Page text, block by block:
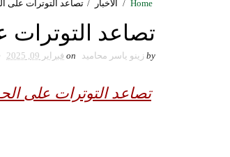
Home
/ الأخبار / تصاعد التوترات على
تصاعد التوترات
by زينو ياسر محاميد on فبراير 09, 2025
تصاعد التوترات على